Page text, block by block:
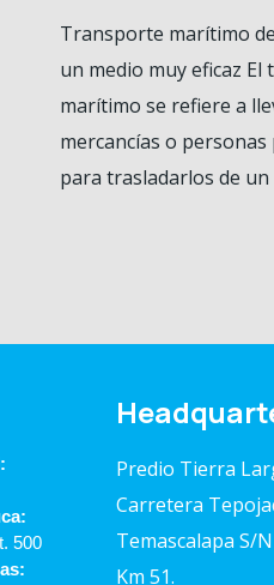
Transporte marítimo
un medio muy eficaz
marítimo se refiere a
mercancías o
para trasladarlos de
500
Predio Tierra
Carretera
Temascalapa S/
Km 51.